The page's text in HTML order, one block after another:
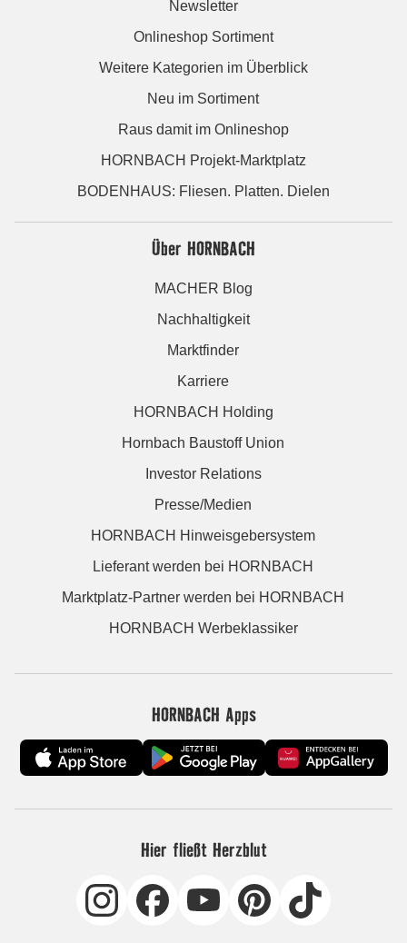
Newsletter
Onlineshop Sortiment
Weitere Kategorien im Überblick
Neu im Sortiment
Raus damit im Onlineshop
HORNBACH Projekt-Marktplatz
BODENHAUS: Fliesen. Platten. Dielen
Über HORNBACH
MACHER Blog
Nachhaltigkeit
Marktfinder
Karriere
HORNBACH Holding
Hornbach Baustoff Union
Investor Relations
Presse/Medien
HORNBACH Hinweisgebersystem
Lieferant werden bei HORNBACH
Marktplatz-Partner werden bei HORNBACH
HORNBACH Werbeklassiker
HORNBACH Apps
Hier fließt Herzblut